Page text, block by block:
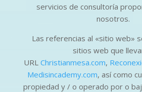
servicios de consultoría
nosotros.
Las referencias al «sitio web»
sitios web que
URLChristianmesa.com,
Medisincademy.com, así como
propiedad y / o operado por o